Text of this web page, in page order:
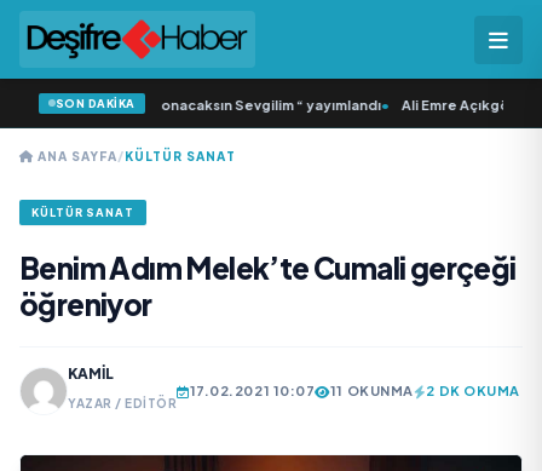
SON DAKİKA
‘dan İkinci Tekli “Donacaksın Sevgilim “ yayımlandı• Ali Emre Açıkgöz
ANA SAYFA/KÜLTÜR SANAT
KÜLTÜR SANAT
Benim Adım Melek’te Cumali gerçeği
öğreniyor
KAMIL
YAZAR / EDITÖR
17.02.2021 10:07 11 OKUNMA 2 DK OKUMA